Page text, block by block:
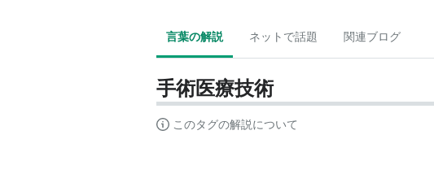
言葉の解説 ネットで話題 関連ブログ
手術医療技術
このタグの解説について